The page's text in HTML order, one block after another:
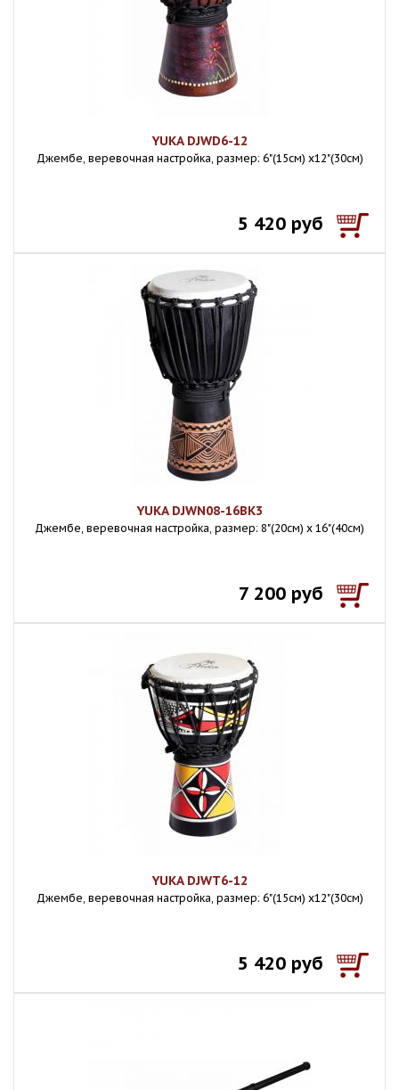
YUKA DJWD6-12
Джембе, веревочная настройка, размер: 6"(15см) х12"(30см)
5 420 руб
YUKA DJWN08-16BK3
Джембе, веревочная настройка, размер: 8"(20см) х 16"(40см)
7 200 руб
YUKA DJWT6-12
Джембе, веревочная настройка, размер: 6"(15см) х12"(30см)
5 420 руб